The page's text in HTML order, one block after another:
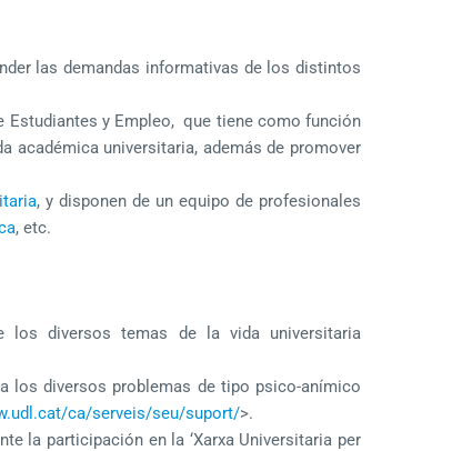
las demandas informativas de los distintos
Estudiantes y Empleo, que tiene como función
académica universitaria, además de promover
, y disponen de un equipo de profesionales
, etc.
los diversos temas de la vida universitaria
los diversos problemas de tipo psico-anímico
ca/serveis/seu/suport/>.
la participación en la ‘Xarxa Universitaria per